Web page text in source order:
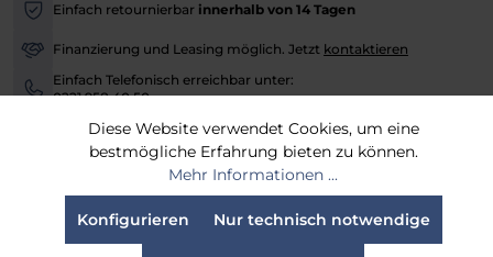
-
Einfach retournierbar innerhalb von 14 Tagen
-
Finanzierung und Leasing möglich. Jetzt kontaktieren
-
Einfach Telefonisch erreichbar unter:
0221 958 40 50
Versandfertig in 30 Tagen, Lieferzeit 3-4 Werktage
Benachrichtige mich, sobald der Artikel lieferbar ist.
Diese Website verwendet Cookies, um eine
bestmögliche Erfahrung bieten zu können.
Mehr Informationen ...
Nur technisch notwendige
Konfigurieren